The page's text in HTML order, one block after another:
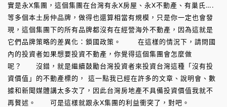
實是永X集團，這個集團在台灣有永X房屋、永X不動產、有巢氏….
等多個本土房仲品牌，做得也還算相當有規模，只是你一定也會發
現，這個集團下的所有品牌都沒有在經營海外不動產，因為這就是
它們品牌策略的差異化：鎖國政策。 在這樣的情況下，請問國
內的投資者如果想要投資不動產，你覺得這個集團會怎麼做
呢？ 沒錯，就是繼續鼓勵台灣投資者來投資台灣這種「沒有投
資價值」的不動產標的， 這一點我已經在許多的文章、說明會、數
據和新聞媒體講太多次了，因此台灣房地產不具備投資價值我就不
再贅述。 可是這樣就跟永X集團的利益衝突了，對吧。